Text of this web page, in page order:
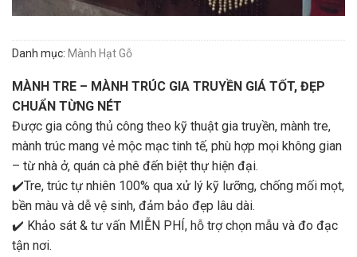
Danh mục: Mành Hạt Gỗ
MÀNH TRE – MÀNH TRÚC GIA TRUYỀN GIÁ TỐT, ĐẸP
CHUẨN TỪNG NÉT
Được gia công thủ công theo kỹ thuật gia truyền, mành tre,
mành trúc mang vẻ mộc mạc tinh tế, phù hợp mọi không gian
– từ nhà ở, quán cà phê đến biệt thự hiện đại.
✔️Tre, trúc tự nhiên 100% qua xử lý kỹ lưỡng, chống mối mọt,
bền màu và dễ vệ sinh, đảm bảo đẹp lâu dài.
✔️ Khảo sát & tư vấn MIỄN PHÍ, hỗ trợ chọn mẫu và đo đạc
tận nơi.